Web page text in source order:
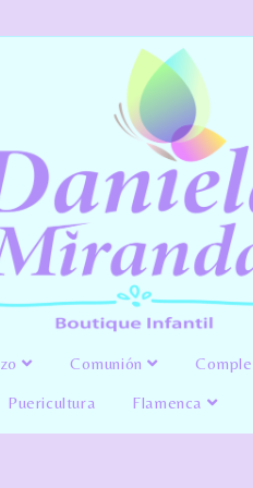
Comunión
Puericultura Flamenca